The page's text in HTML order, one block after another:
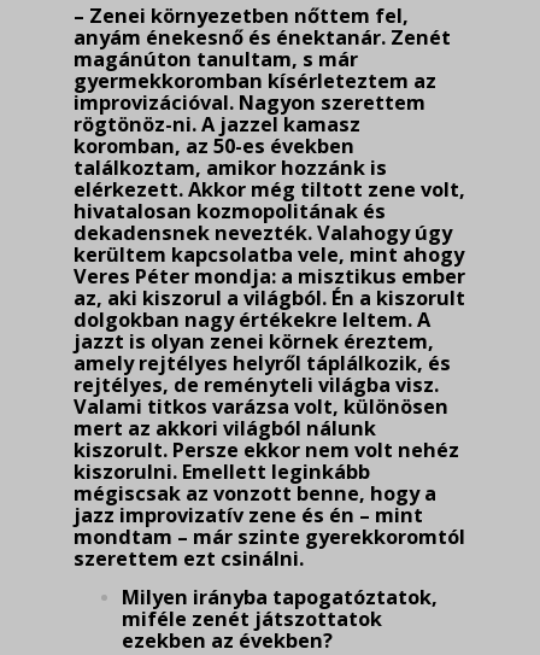
– Zenei környezetben nőttem fel,
anyám énekesnő és énektanár. Zenét
magánúton tanul­tam, s már
gyermekkoromban kísérleteztem az
improvizációval. Nagyon szerettem
rögtönöz-ni. A jazzel kamasz
koromban, az 50-es években
találkoztam, amikor hozzánk is
elérkezett. Ak­kor még tiltott zene volt,
hivatalosan kozmopolitának és
dekadensnek nevezték. Valahogy úgy
kerültem kapcsolatba vele, mint ahogy
Veres Péter mondja: a misztikus ember
az, aki ki­szorul a világból. Én a kiszorult
dolgokban nagy értékekre leltem. A
jazzt is olyan zenei körnek érez­tem,
amely rejtélyes helyről táplálkozik, és
rejtélyes, de reményteli világba visz.
Valami titkos varázsa volt, különösen
mert az akkori világból nálunk
kiszorult. Persze ekkor nem volt nehéz
kiszorulni. Emellett leginkább
mégiscsak az vonzott benne, hogy a
jazz improvizatív zene és én – mint
mondtam – már szinte gyerekkoromtól
szerettem ezt csinálni.
Milyen irányba tapogatóztatok,
miféle zenét játszottatok
ezekben az években?